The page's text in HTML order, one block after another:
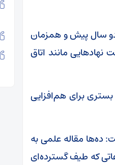
دو سال پیش و همزمان
مانند اتاق
برای هم‌افزایی
ده‌ها مقاله علمی به
شدند؛ موضوعاتی که طیف گسترده‌ای